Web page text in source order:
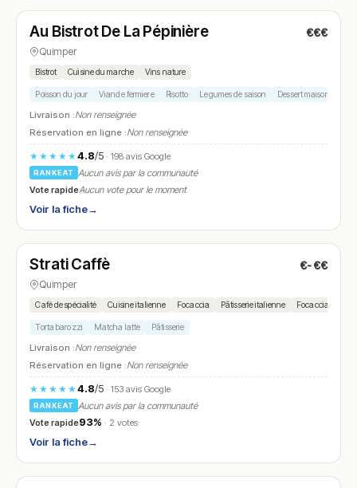
N° 21
Au Bistrot De La Pépinière €€€
Quimper
Bistrot Cuisine du marche Vins nature
Poisson du jour Viande fermiere Risotto Legumes de saison Dessert maison
Livraison :Non renseignée
Réservation en ligne :Non renseignée
★★★★★4.8/5· 198 avis Google
RANKEAT
Aucun avis par la communauté
Vote rapideAucun vote pour le moment
Voir la fiche→
N° 22
Strati Caffè €-€€
Quimper
Café de spécialité Cuisine italienne Focaccia Pâtisserie italienne Focaccia
Torta barozzi Matcha latte Pâtisserie
Livraison :Non renseignée
Réservation en ligne :Non renseignée
★★★★★4.8/5· 153 avis Google
RANKEAT
Aucun avis par la communauté
Vote rapide93% · 2 votes
Voir la fiche→